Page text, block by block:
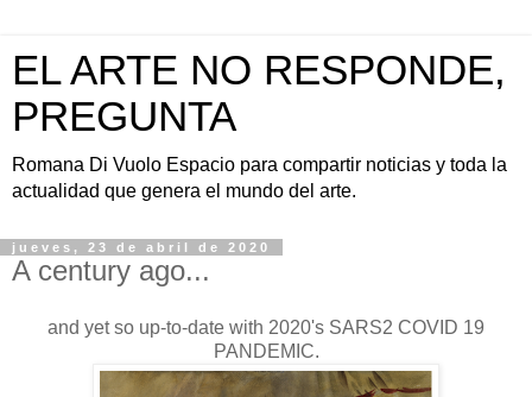
EL ARTE NO RESPONDE,
PREGUNTA
Romana Di Vuolo Espacio para compartir noticias y toda la
actualidad que genera el mundo del arte.
jueves, 23 de abril de 2020
A century ago...
and yet so up-to-date with 2020's SARS2 COVID 19
PANDEMIC.